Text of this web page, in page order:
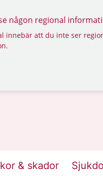
någon regional
innebär att du inte ser
& skador